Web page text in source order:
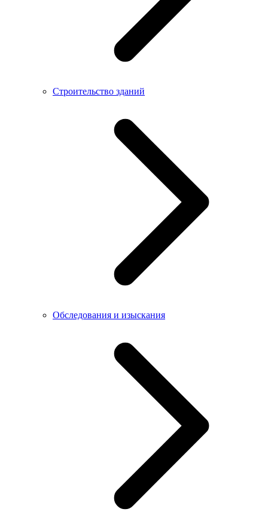
Строительство зданий
Обследования и изыскания